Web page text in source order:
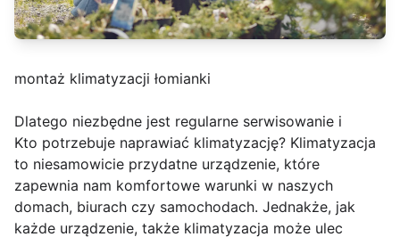
montaż klimatyzacji łomianki
Dlatego niezbędne jest regularne serwisowanie i
Kto potrzebuje naprawiać klimatyzację? Klimatyzacja
to niesamowicie przydatne urządzenie, które
zapewnia nam komfortowe warunki w naszych
domach, biurach czy samochodach. Jednakże, jak
każde urządzenie, także klimatyzacja może ulec